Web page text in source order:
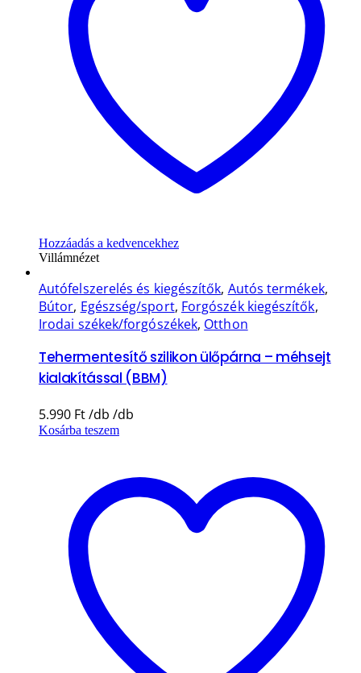
Hozzáadás a kedvencekhez
Villámnézet
Autófelszerelés és kiegészítők, Autós termékek,
Bútor, Egészség/sport, Forgószék kiegészítők,
Irodai székek/forgószékek, Otthon
Tehermentesítő szilikon ülőpárna – méhsejt
kialakítással (BBM)
5.990 Ft
Kosárba teszem